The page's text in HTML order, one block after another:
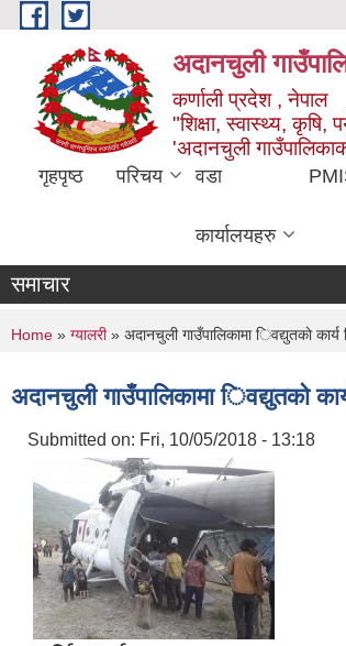
Skip to main content
अदानचुली
कर्णाली प्रदेश , नेपाल
"शिक्षा, स्वास्थ्य, कृषि,
'अदानचुली
गृहपृष्ठ परिचय वडा
कार्यालयहरु
समाचार
You are here
Home » ग्यालरी» अदानचुली गाउँपालिकामा िवद्युतकाे
अदानचुली गाउँपालिकामा िवद्युतकाे
Submitted on: Fri, 10/05/2018 - 13:18